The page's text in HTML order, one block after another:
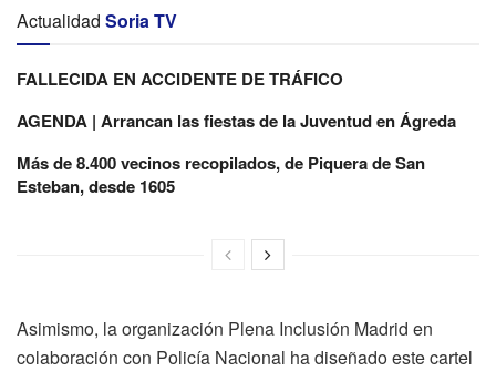
Actualidad Soria TV
FALLECIDA EN ACCIDENTE DE TRÁFICO
AGENDA | Arrancan las fiestas de la Juventud en Ágreda
Más de 8.400 vecinos recopilados, de Piquera de San
Esteban, desde 1605
Asimismo, la organización Plena Inclusión Madrid en
colaboración con Policía Nacional ha diseñado este cartel